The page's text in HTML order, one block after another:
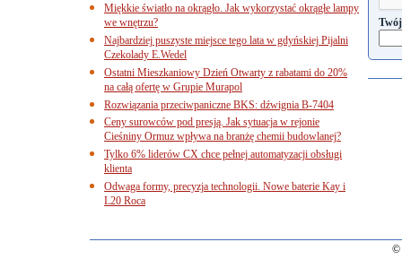
Miękkie światło na okrągło. Jak wykorzystać okrągłe lampy
we wnętrzu?
Najbardziej puszyste miejsce tego lata w gdyńskiej Pijalni
Czekolady E.Wedel
Ostatni Mieszkaniowy Dzień Otwarty z rabatami do 20%
na całą ofertę w Grupie Murapol
Rozwiązania przeciwpaniczne BKS: dźwignia B-7404
Ceny surowców pod presją. Jak sytuacja w rejonie
Cieśniny Ormuz wpływa na branżę chemii budowlanej?
Tylko 6% liderów CX chce pełnej automatyzacji obsługi
klienta
Odwaga formy, precyzja technologii. Nowe baterie Kay i
L20 Roca
©